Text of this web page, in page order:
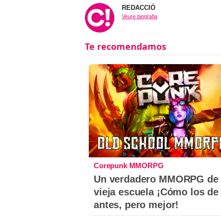
REDACCIÓ
Veure biografia
Corepunk MMORPG
Un verdadero MMORPG de
vieja escuela ¡Cómo los de
antes, pero mejor!